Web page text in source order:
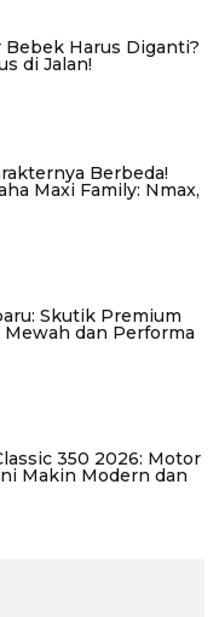
Harus Diganti?
di Jalan!
Berbeda!
Maxi Family: Nmax,
Skutik Premium
dan Performa
350 2026: Motor
Makin Modern dan